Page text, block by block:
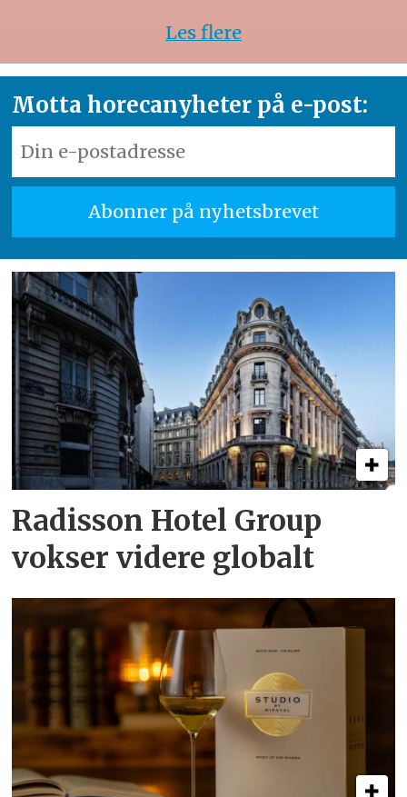
Les flere
Motta horecanyheter på e-post:
Radisson Hotel Group
vokser videre globalt